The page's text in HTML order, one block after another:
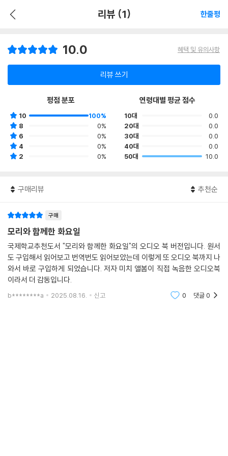
리뷰 (1) 한줄평
10.0 혜택 및 유의사항
리뷰 쓰기
평점 분포
10
100%
8
0%
6
0%
4
0%
2
0%
연령대별 평균 점수
10대
0.0
20대
0.0
30대
0.0
40대
0.0
50대
10.0
구매리뷰 추천순
구매
모리와 함께한 화요일
국제학교추천도서 "모리와 함께한 화요일"의 오디오 북 버전입니다. 원서
도 구입해서 읽어보고 번역번도 읽어보았는데 이렇게 또 오디오 북까지 나
와서 바로 구입하게 되었습니다. 저자 미치 앨봄이 직접 녹음한 오디오북
이라서 더 감동입니다.
b********a 2025.08.16. 신고 0 댓글0